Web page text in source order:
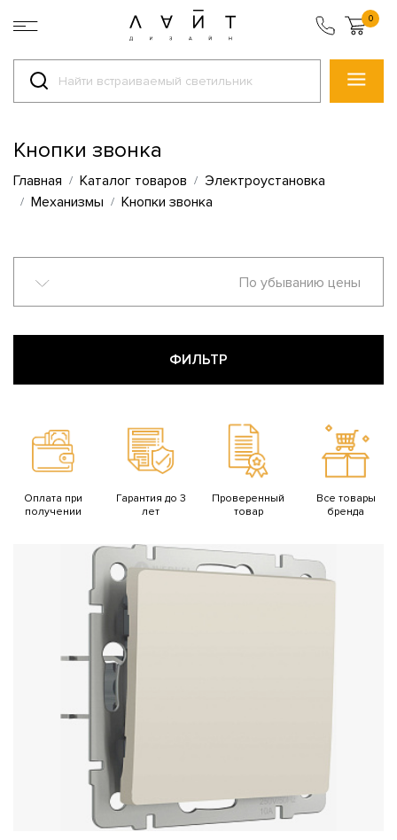
0
Кнопки звонка
Главная Каталог товаров
Электроустановка
Механизмы
Кнопки звонка
ФИЛЬТР
По убыванию цены
Гарантия до 3
лет
Проверенный
товар
Все товары
бренда
Возврат брака